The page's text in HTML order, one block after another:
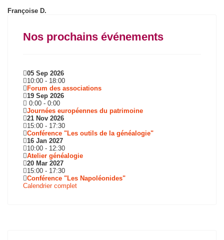
Françoise D.
Nos prochains événements
05 Sep 2026
10:00 - 18:00
Forum des associations
19 Sep 2026
0:00 - 0:00
Journées européennes du patrimoine
21 Nov 2026
15:00 - 17:30
Conférence "Les outils de la généalogie"
16 Jan 2027
10:00 - 12:30
Atelier généalogie
20 Mar 2027
15:00 - 17:30
Conférence "Les Napoléonides"
Calendrier complet